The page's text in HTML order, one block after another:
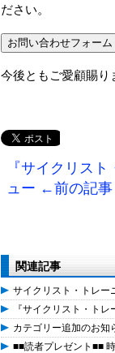
ださい。
今後ともご愛顧賜り
『サイクリス
ュー ←前の記事
関連記事
サイクリスト・トレー
『サイクリスト・ト
カテゴリー追加のお知
■■読者プレゼント■■